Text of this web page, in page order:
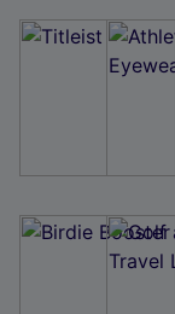
Wir und unsere
Verwendung genauer